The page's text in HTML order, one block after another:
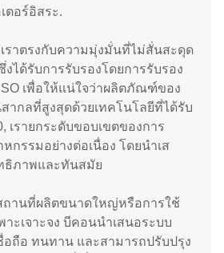
ตอร์อิสระ.
ราตรงกับความมุ่งมั่นที่ไม่สั่นสะดุด
ได้รับการรับรองโดยการรับรอง
เพื่อให้แน่ใจว่าผลิตภัณฑ์ของ
ากลที่สูงสุดด้วยเทคโนโลยีที่ได้รับ
เรายกระดับขอบเขตของการ
กรรมอย่างต่อเนื่อง โดยนําเส
ธิภาพและทันสมัย
ถานที่ผลิตขนาดใหญ่หรือการใช้
ะเจาะจง บีคอนนําเสนอระบบ
อถือ ทนทาน และสามารถปรับปรุง